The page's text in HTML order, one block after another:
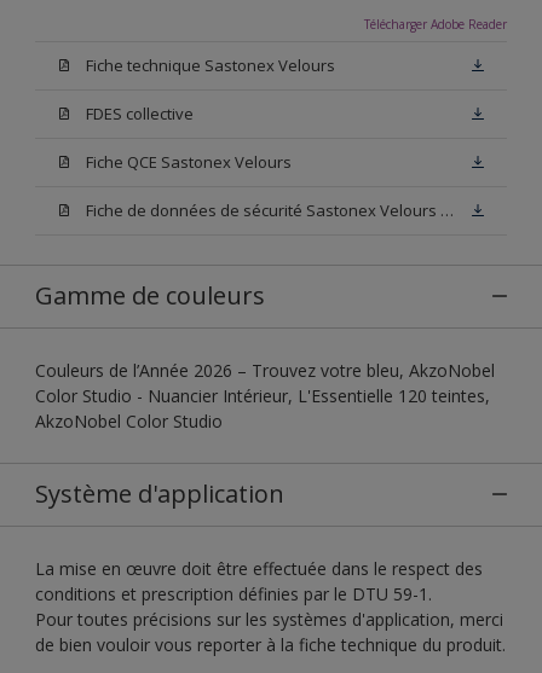
Télécharger Adobe Reader
Fiche technique Sastonex Velours
FDES collective
Fiche QCE Sastonex Velours
Fiche de données de sécurité Sastonex Velours Base W05
Gamme de couleurs
Couleurs de l’Année 2026 – Trouvez votre bleu, AkzoNobel
Color Studio - Nuancier Intérieur, L'Essentielle 120 teintes,
AkzoNobel Color Studio
Système d'application
La mise en œuvre doit être effectuée dans le respect des
conditions et prescription définies par le DTU 59-1.
Pour toutes précisions sur les systèmes d'application, merci
de bien vouloir vous reporter à la fiche technique du produit.